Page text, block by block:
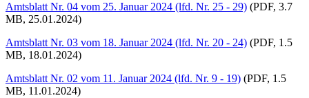
Amtsblatt Nr. 04 vom 25. Januar 2024 (lfd. Nr. 25 - 29) (PDF, 3.7
MB, 25.01.2024)
Amtsblatt Nr. 03 vom 18. Januar 2024 (lfd. Nr. 20 - 24) (PDF, 1.5
MB, 18.01.2024)
Amtsblatt Nr. 02 vom 11. Januar 2024 (lfd. Nr. 9 - 19) (PDF, 1.5
MB, 11.01.2024)